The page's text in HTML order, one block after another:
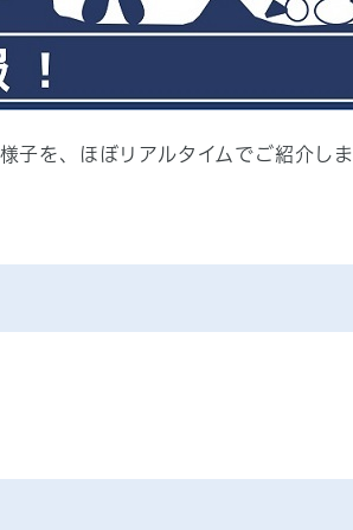
子を、ほぼリアルタイムでご紹介しま